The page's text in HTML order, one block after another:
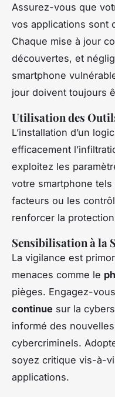
Assurez-vous que
vos applications sont
Chaque mise à jour
découvertes, et
smartphone
jour doivent toujours
Utilisation des
L’installation d’un
efficacement
exploitez les
votre smartphone tels
facteurs ou les
renforcer la
Sensibilisation à la
La vigilance est
menaces comme le
pièges. Engagez-
continue sur la
informé des
cybercriminels.
soyez critique vis-à-
applications.